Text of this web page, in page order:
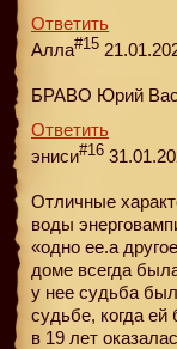
Ответить
Алла#15
БРАВО Юрий
Ответить
эниси#16
Отличные
воды
«одно ее.а
доме всегда
у нее судьба
судьбе, когда
в 19 лет